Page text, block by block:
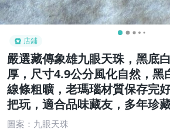
店鋪
嚴選藏傳象雄九眼天珠，黑底
厚，尺寸4.9公分風化自然，黑
線條粗曠，老瑪瑙材質保存完
把玩，適合品味藏友，多年珍
圖案：九眼天珠